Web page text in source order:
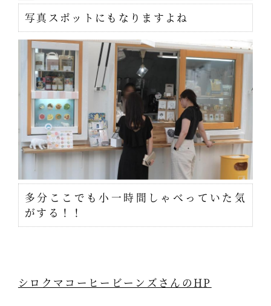
写真スポットにもなりますよね
多分ここでも小一時間しゃべっていた気
がする！！
シロクマコーヒービーンズさんのHP